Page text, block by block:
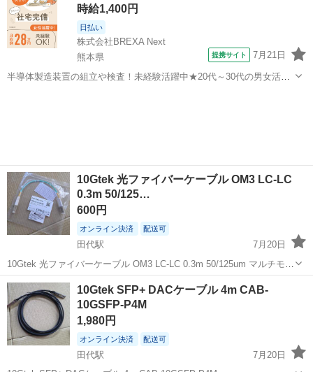
時給1,400円
日払い
株式会社BREXA Next
熊本県
提携サイト 7月21日
半導体製造装置の組立や検査！未経験活躍中★20代～30代の男女活躍
10Gtek 光ファイバーケーブル OM3 LC-LC
0.3m 50/125…
600円
オンライン決済 配送可
田代駅
7月20日
10Gtek 光ファイバーケーブル OM3 LC-LC 0.3m 50/125um マルチモー
ド佐賀 鳥栖市
10Gtek SFP+ DACケーブル 4m CAB-
10GSFP-P4M
1,980円
オンライン決済 配送可
田代駅
7月20日